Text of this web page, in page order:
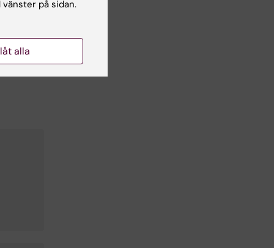
på sidan.
alla